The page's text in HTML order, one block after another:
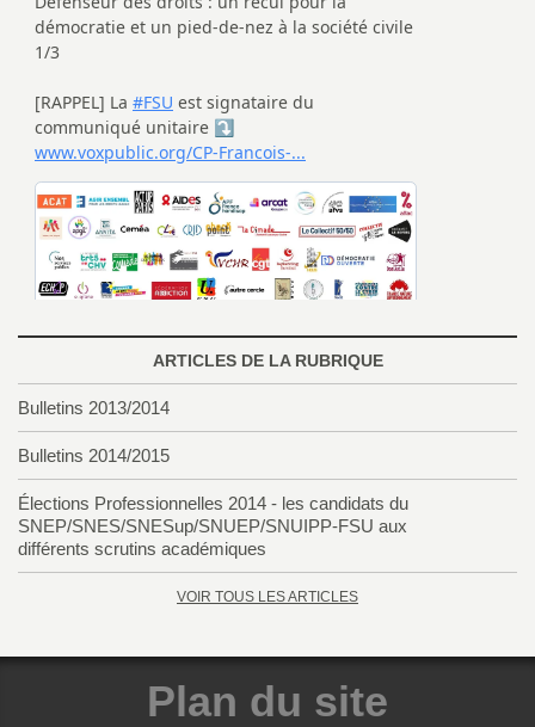
ARTICLES DE LA RUBRIQUE
Bulletins 2013/2014
Bulletins 2014/2015
Élections Professionnelles 2014 - les candidats du
SNEP/SNES/SNESup/SNUEP/SNUIPP-FSU aux
différents scrutins académiques
VOIR TOUS LES ARTICLES
Plan du site